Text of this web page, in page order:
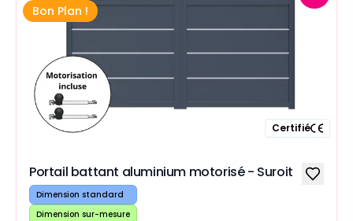
Bon Plan !
Certifié
Portail battant aluminium motorisé - Suroit
Dimension standard
Dimension sur-mesure